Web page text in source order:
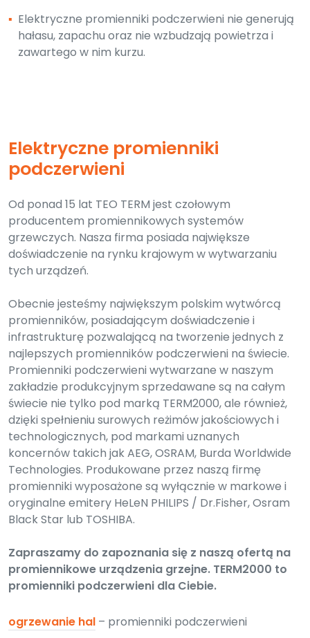
▪ Elektryczne promienniki podczerwieni nie generują
hałasu, zapachu oraz nie wzbudzają powietrza i
zawartego w nim kurzu.
Elektryczne promienniki
podczerwieni
Od ponad 15 lat TEO TERM jest czołowym
producentem promiennikowych systemów
grzewczych. Nasza firma posiada największe
doświadczenie na rynku krajowym w wytwarzaniu
tych urządzeń.
Obecnie jesteśmy największym polskim wytwórcą
promienników, posiadającym doświadczenie i
infrastrukturę pozwalającą na tworzenie jednych z
najlepszych promienników podczerwieni na świecie.
Promienniki podczerwieni wytwarzane w naszym
zakładzie produkcyjnym sprzedawane są na całym
świecie nie tylko pod marką TERM2000, ale również,
dzięki spełnieniu surowych reżimów jakościowych i
technologicznych, pod markami uznanych
koncernów takich jak AEG, OSRAM, Burda Worldwide
Technologies. Produkowane przez naszą firmę
promienniki wyposażone są wyłącznie w markowe i
oryginalne emitery HeLeN PHILIPS / Dr.Fisher, Osram
Black Star lub TOSHIBA.
Zapraszamy do zapoznania się z naszą ofertą na
promiennikowe urządzenia grzejne. TERM2000 to
promienniki podczerwieni dla Ciebie.
ogrzewanie hal – promienniki podczerwieni